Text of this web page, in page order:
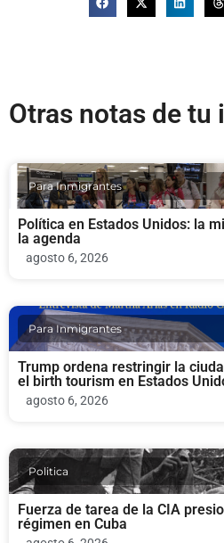
Otras notas de tu
Para Inmigrantes
Política en Estados Unidos: la
la agenda
agosto 6, 2026
Para Inmigrantes
Trump ordena restringir la
el birth tourism en Estados
agosto 6, 2026
Politica
Fuerza de tarea de la CIA
régimen en Cuba